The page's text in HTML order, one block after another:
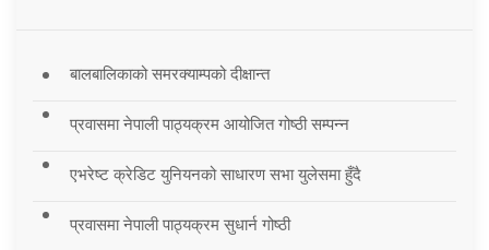
बालबालिकाको समरक्याम्पको दीक्षान्त
प्रवासमा नेपाली पाठ्यक्रम आयोजित गोष्ठी सम्पन्न
एभरेष्ट क्रेडिट युनियनको साधारण सभा युलेसमा हुँदै
प्रवासमा नेपाली पाठ्यक्रम सुधार्न गोष्ठी